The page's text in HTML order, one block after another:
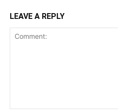
LEAVE A REPLY